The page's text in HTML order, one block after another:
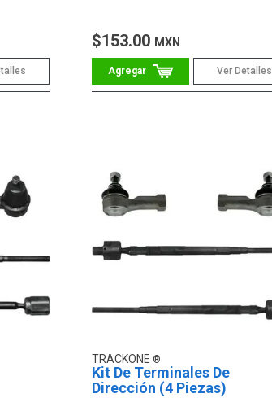
$153.00 MXN
Ver Detalles
TRACKONE
Kit De Terminales De
Dirección (4 Piezas)